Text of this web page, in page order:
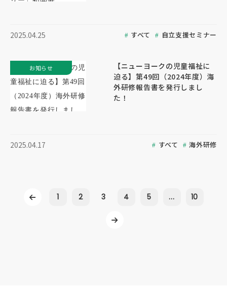
2025.04.25 すべて 自立支援セミナー
【ニューヨークの児童福祉に
迫る】第49回（2024年度）海
外研修報告書を発行しまし
た！
2025.04.17 すべて 海外研修
お知らせ
1 2 3 4 5 ... 10